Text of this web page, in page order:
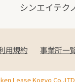
シンエイテク
用規約 事業所一
Lease Kogyo